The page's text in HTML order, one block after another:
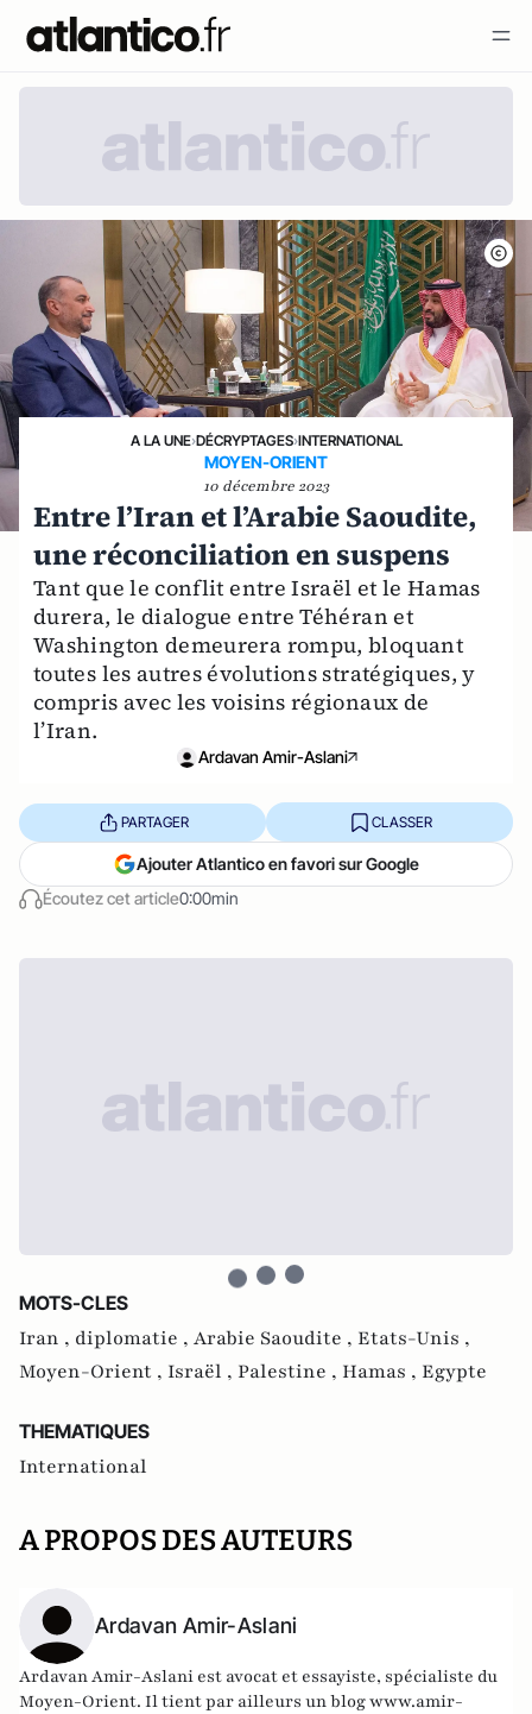
A LA UNE›DÉCRYPTAGES›INTERNATIONAL
MOYEN-ORIENT
10 décembre 2023
Entre l’Iran et l’Arabie Saoudite,
une réconciliation en suspens
Tant que le conflit entre Israël et le Hamas
durera, le dialogue entre Téhéran et
Washington demeurera rompu, bloquant
toutes les autres évolutions stratégiques, y
compris avec les voisins régionaux de
l’Iran.
Ardavan Amir-Aslani
Écoutez cet article0:00min
PARTAGER CLASSER
Ajouter Atlantico en favori sur Google
MOTS-CLES
Iran , diplomatie , Arabie Saoudite , Etats-Unis ,
Moyen-Orient , Israël , Palestine , Hamas , Egypte
THEMATIQUES
International
A PROPOS DES AUTEURS
Ardavan Amir-Aslani
Ardavan Amir-Aslani est avocat et essayiste, spécialiste du
Moyen-Orient. Il tient par ailleurs un blogwww.amir-